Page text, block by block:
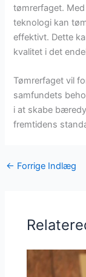
tømrerfaget.
teknologi kan
effektivt. Dette
kvalitet i det
Tømrerfaget vil
samfundets
i at skabe
fremtidens
← Forrige Indlæg